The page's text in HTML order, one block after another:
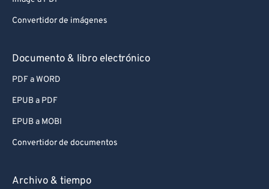
Convertidor de imágenes
Documento & libro electrónico
PDF a WORD
EPUB a PDF
EPUB a MOBI
Convertidor de documentos
Archivo & tiempo